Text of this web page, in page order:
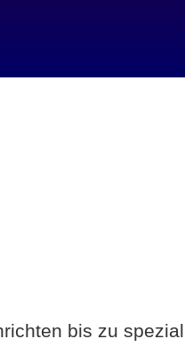
bis zu